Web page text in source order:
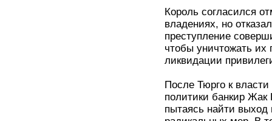
Король согласился
владениях, но
преступление
чтобы уничтожать их
ликвидации
После Тюрго к
политики банкир Жак
пытаясь найти